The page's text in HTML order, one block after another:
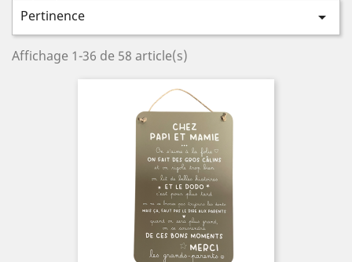
Pertinence 
Affichage 1-36 de 58 article(s)